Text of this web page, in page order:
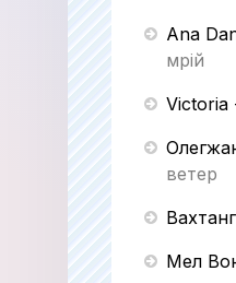
Ana
мрій
Victoria
ветер
Вахтанг
Мел